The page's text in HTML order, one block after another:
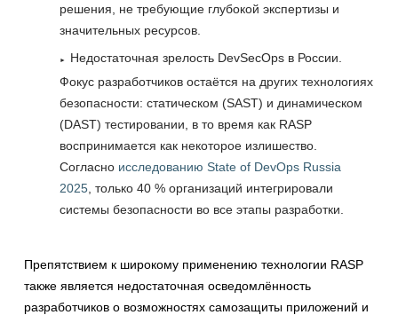
решения, не требующие глубокой экспертизы и
значительных ресурсов.
Недостаточная зрелость DevSecOps в России.
Фокус разработчиков остаётся на других технологиях
безопасности: статическом (SAST) и динамическом
(DAST) тестировании, в то время как RASP
воспринимается как некоторое излишество.
Согласно исследованию State of DevOps Russia
2025 , только 40 % организаций интегрировали
системы безопасности во все этапы разработки.
Препятствием к широкому применению технологии RASP
также является недостаточная осведомлённость
разработчиков о возможностях самозащиты приложений и